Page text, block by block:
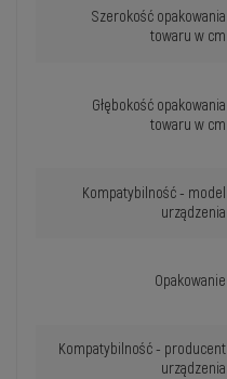
Szerokość opakowania
towaru w cm
Głębokość opakowania
towaru w cm
Kompatybilność - model
urządzenia
Opakowanie
Kompatybilność - producent
urządzenia